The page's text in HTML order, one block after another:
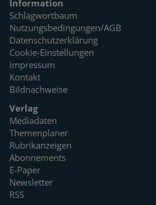
Information
Schlagwortbaum
Nutzungsbedingungen/AGB
Datenschutzerklärung
Cookie-Einstellungen
Impressum
Kontakt
Bildnachweise
Verlag
Mediadaten
Themenplaner
Rubrikanzeigen
Abonnements
E-Paper
Newsletter
RSS